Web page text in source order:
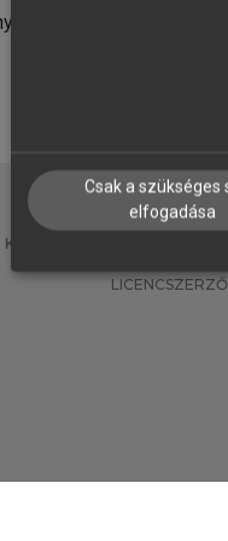
KÖNYVTÁROSOKNAK
Csak a szükséges
elfogadása